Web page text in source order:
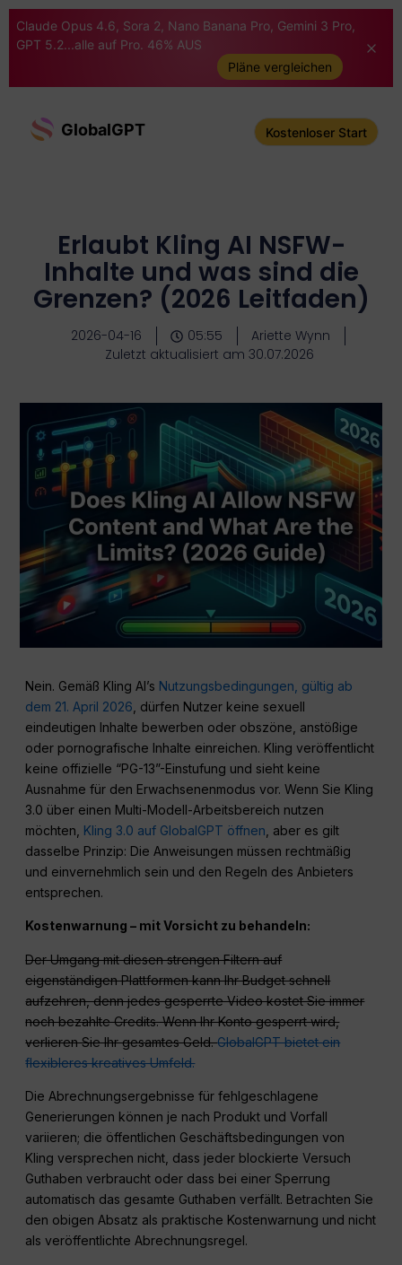
Claude Opus 4.6, Sora 2, Nano Banana Pro, Gemini 3 Pro,
GPT 5.2...alle auf Pro. 46% AUS
Pläne vergleichen
GlobalGPT Kostenloser Start
Erlaubt Kling AI NSFW-
Inhalte und was sind die
Grenzen? (2026 Leitfaden)
2026-04-16 05:55
Ariette Wynn
Zuletzt aktualisiert am 30.07.2026
Nein. Gemäß Kling AI’s Nutzungsbedingungen, gültig ab
dem 21. April 2026 , dürfen Nutzer keine sexuell
eindeutigen Inhalte bewerben oder obszöne, anstößige
oder pornografische Inhalte einreichen. Kling veröffentlicht
keine offizielle “PG-13”-Einstufung und sieht keine
Ausnahme für den Erwachsenenmodus vor. Wenn Sie Kling
3.0 über einen Multi-Modell-Arbeitsbereich nutzen
möchten, Kling 3.0 auf GlobalGPT öffnen , aber es gilt
dasselbe Prinzip: Die Anweisungen müssen rechtmäßig
und einvernehmlich sein und den Regeln des Anbieters
entsprechen.
Kostenwarnung – mit Vorsicht zu behandeln:
Der Umgang mit diesen strengen Filtern auf
eigenständigen Plattformen kann Ihr Budget schnell
aufzehren, denn jedes gesperrte Video kostet Sie immer
noch bezahlte Credits. Wenn Ihr Konto gesperrt wird,
verlieren Sie Ihr gesamtes Geld.GlobalGPT bietet ein
flexibleres kreatives Umfeld.
Die Abrechnungsergebnisse für fehlgeschlagene
Generierungen können je nach Produkt und Vorfall
variieren; die öffentlichen Geschäftsbedingungen von
Kling versprechen nicht, dass jeder blockierte Versuch
Guthaben verbraucht oder dass bei einer Sperrung
automatisch das gesamte Guthaben verfällt. Betrachten Sie
den obigen Absatz als praktische Kostenwarnung und nicht
als veröffentlichte Abrechnungsregel.